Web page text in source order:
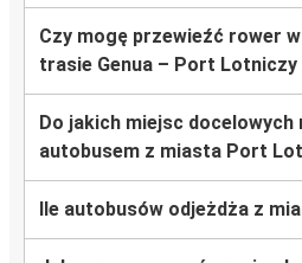
Czy mogę przewieźć rower
trasie Genua – Port Lotniczy
Do jakich miejsc docelowych
autobusem z miasta Port
Ile autobusów odjeżdża z